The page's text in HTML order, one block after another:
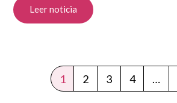
Leer noticia
Page
1 Page
2 Page
3 Page
4 …